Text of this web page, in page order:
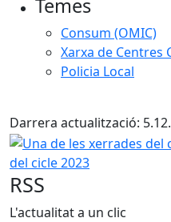
Temes
Consum (OMIC)
Xarxa de Centres
Policia Local
Darrera actualització:
Una de les xerrades del
del cicle 2023
RSS
L'actualitat a un clic